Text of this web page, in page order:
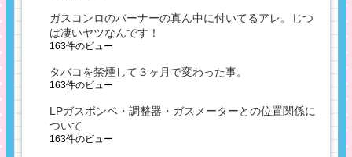
ガスコンロのバーナーの真ん中に付いてるアレ。じつ
は凄いヤツなんです！
163件のビュー
タバコを禁煙して３ヶ月で変わった事。
163件のビュー
LPガスボンベ・調整器・ガスメーターとの位置関係に
ついて
163件のビュー